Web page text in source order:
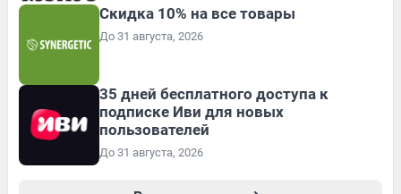
Скидка 10% на все товары
До 31 августа, 2026
35 дней бесплатного доступа к
подписке Иви для новых
пользователей
До 31 августа, 2026